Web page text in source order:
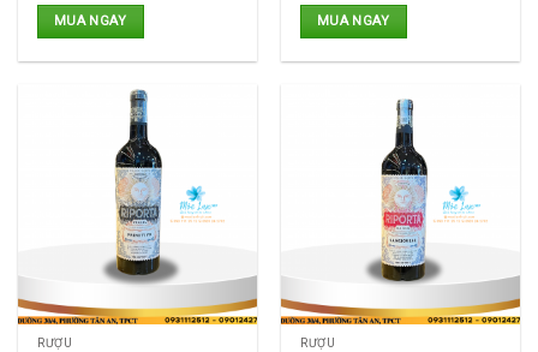
MUA NGAY MUA NGAY
RƯỢU RƯỢU